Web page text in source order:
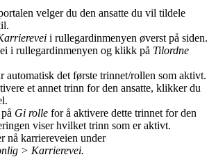
velger du den ansatte du vil tildele
i rullegardinmenyen øverst på siden.
i rullegardinmenyen og klikk på Tilordne
automatisk det første trinnet/rollen som aktivt.
et annet trinn for den ansatte, klikker du
Gi rolle for å aktivere dette trinnet for den
viser hvilket trinn som er aktivt.
nå karriereveien under
> Karrierevei.